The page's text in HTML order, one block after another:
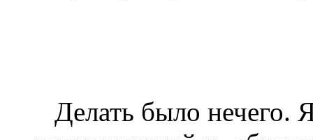
Делать было нечего.